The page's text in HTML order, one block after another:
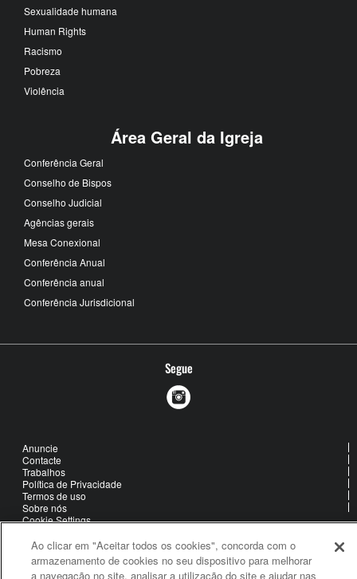
Sexualidade humana
Human Rights
Racismo
Pobreza
Violência
Área Geral da Igreja
Conferência Geral
Conselho de Bispos
Conselho Judicial
Agências gerais
Mesa Conexional
Conferência Anual
Conferência anual
Conferência Jurisdicional
Segue
Anuncie
Contacte
Trabalhos
Política de Privacidade
Termos de uso
Sobre nós
Cookie Settings
United Methodist Communications is an agency of The United
Ao clicar em "Aceitar todos os cookies", concorda com o
armazenamento de cookies no seu dispositivo para melhorar
a navegação no site, analisar a utilização do site e ajudar nas